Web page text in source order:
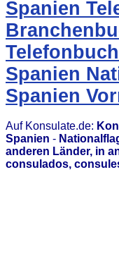
Spanien
Spanien
Spanien
Auf Konsulate.de:
Spanien -
anderen Länder, in
consulados,